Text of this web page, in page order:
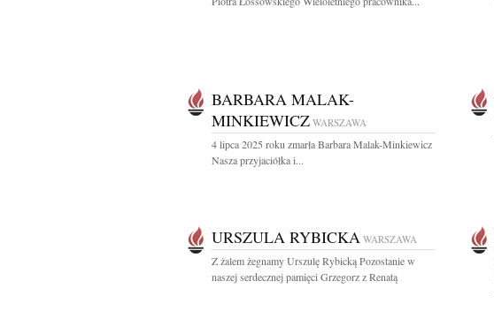
BARBARA MALAK-
MINKIEWICZ WARSZAWA
4 lipca 2025 roku zmarła Barbara Malak-Minkiewicz
Nasza przyjaciółka i...
URSZULA RYBICKA WARSZAWA
Z żalem żegnamy Urszulę Rybicką Pozostanie w
naszej serdecznej pamięci Grzegorz z Renatą